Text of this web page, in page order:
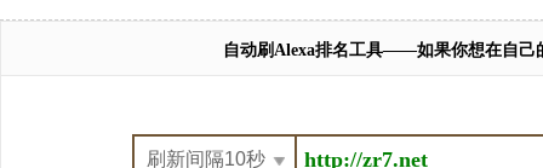
自动刷Alexa排名工具——如果你想在自己